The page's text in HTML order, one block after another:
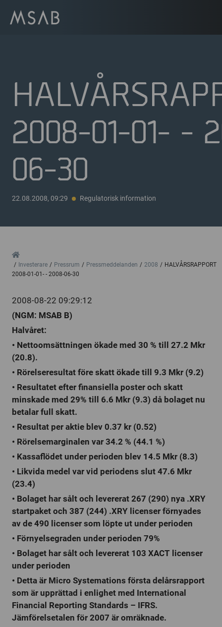
2008-01-01- -
06-30
22.08.2008, 09:29 Regulatorisk information
Investerare
Pressrum Pressmeddelanden 2008
HALVÅRSRAPPORT
2008-01-01- - 2008-06-30
2008-08-22 09:29:12
(NGM: MSAB B)
Halvåret:
• Nettoomsättningen ökade med 30 % till 27.2 Mkr
(20.8).
• Rörelseresultat före skatt ökade till 9.3 Mkr (9.2)
• Resultatet efter finansiella poster och skatt
minskade med 29% till 6.6 Mkr (9.3) då bolaget nu
betalar full skatt.
• Resultat per aktie blev 0.37 kr (0.52)
• Rörelsemarginalen var 34.2 % (44.1 %)
• Kassaflödet under perioden blev 14.5 Mkr (8.3)
• Likvida medel var vid periodens slut 47.6 Mkr
(23.4)
• Bolaget har sålt och levererat 267 (290) nya .XRY
startpaket och 387 (244) .XRY licenser förnyades
av de 490 licenser som löpte ut under perioden
• Förnyelsegraden under perioden 79%
• Bolaget har sålt och levererat 103 XACT licenser
under perioden
• Detta är Micro Systemations första delårsrapport
som är upprättad i enlighet med International
Financial Reporting Standards – IFRS.
Jämförelsetalen för 2007 är omräknade.